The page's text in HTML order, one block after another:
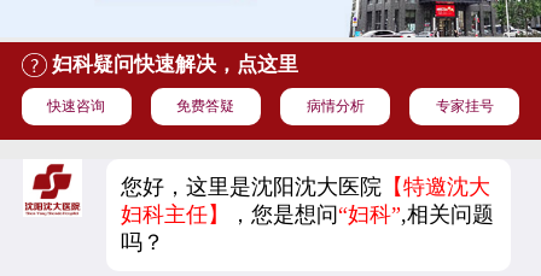
妇科疑问快速解决，点这里
快速咨询 免费答疑 病情分析 专家挂号
您好，这里是沈阳沈大医院 【特邀沈大
妇科主任】
，您是想问“妇科”,相关问题
吗？